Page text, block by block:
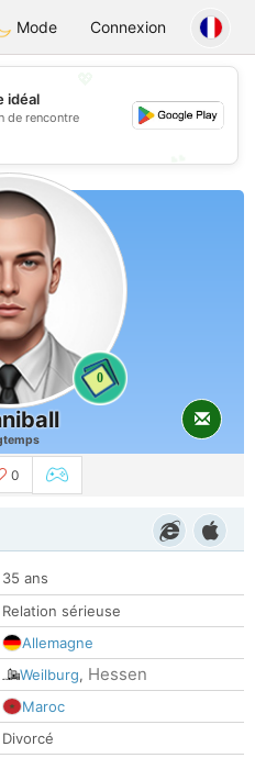
Dating
Mode Connexion
idéal
de rencontre
0
0
35 ans
Relation sérieuse
Allemagne
Weilburg, Hessen
Maroc
Divorcé